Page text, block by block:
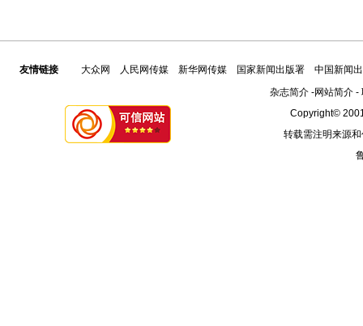
友情链接 大众网 人民网传媒 新华网传媒 国家新闻出版署
中国新闻
杂志简介-网站简介-
Copyright©
转载需注明来源